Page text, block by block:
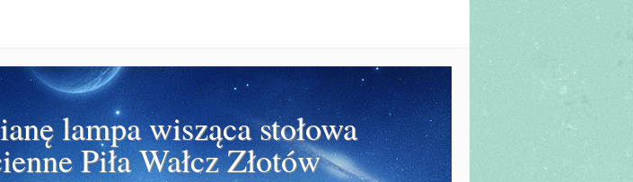
lampa wisząca stołowa
Piła Wałcz Złotów